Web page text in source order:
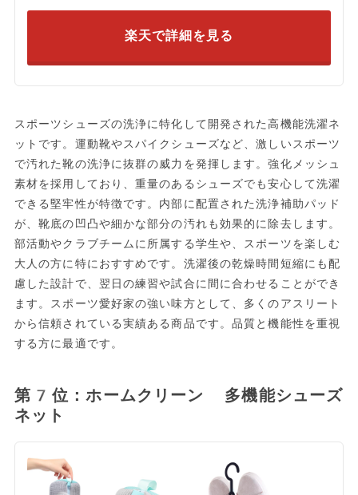
楽天で詳細を見る
スポーツシューズの洗浄に特化して開発された高機能洗濯ネ
ットです。運動靴やスパイクシューズなど、激しいスポーツ
で汚れた靴の洗浄に抜群の威力を発揮します。強化メッシュ
素材を採用しており、重量のあるシューズでも安心して洗濯
できる堅牢性が特徴です。内部に配置された洗浄補助パッド
が、靴底の凹凸や細かな部分の汚れも効果的に除去します。
部活動やクラブチームに所属する学生や、スポーツを楽しむ
大人の方に特におすすめです。洗濯後の乾燥時間短縮にも配
慮した設計で、翌日の練習や試合に間に合わせることができ
ます。スポーツ愛好家の強い味方として、多くのアスリート
から信頼されている実績ある商品です。品質と機能性を重視
する方に最適です。
第7位：ホームクリーン 多機能シューズ
ネット